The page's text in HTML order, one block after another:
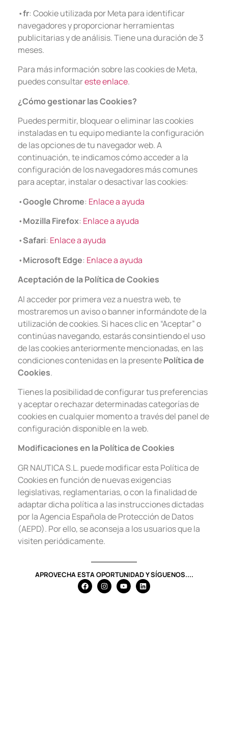
•fr: Cookie utilizada por Meta para identificar
navegadores y proporcionar herramientas
publicitarias y de análisis. Tiene una duración de 3
meses.
Para más información sobre las cookies de Meta,
puedes consultareste enlace.
¿Cómo gestionar las Cookies?
Puedes permitir, bloquear o eliminar las cookies
instaladas en tu equipo mediante la configuración
de las opciones de tu navegador web. A
continuación, te indicamos cómo acceder a la
configuración de los navegadores más comunes
para aceptar, instalar o desactivar las cookies:
•Google Chrome: Enlace a ayuda
•Mozilla Firefox: Enlace a ayuda
•Safari: Enlace a ayuda
•Microsoft Edge: Enlace a ayuda
Aceptación de la Política de Cookies
Al acceder por primera vez a nuestra web, te
mostraremos un aviso o banner informándote de la
utilización de cookies. Si haces clic en “Aceptar” o
continúas navegando, estarás consintiendo el uso
de las cookies anteriormente mencionadas, en las
condiciones contenidas en la presentePolítica de
Cookies.
Tienes la posibilidad de configurar tus preferencias
y aceptar o rechazar determinadas categorías de
cookies en cualquier momento a través del panel de
configuración disponible en la web.
Modificaciones en la Política de Cookies
GR NAUTICA S.L. puede modificar esta Política de
Cookies en función de nuevas exigencias
legislativas, reglamentarias, o con la finalidad de
adaptar dicha política a las instrucciones dictadas
por la Agencia Española de Protección de Datos
(AEPD). Por ello, se aconseja a los usuarios que la
visiten periódicamente.
APROVECHA ESTA OPORTUNIDAD Y SÍGUENOS....